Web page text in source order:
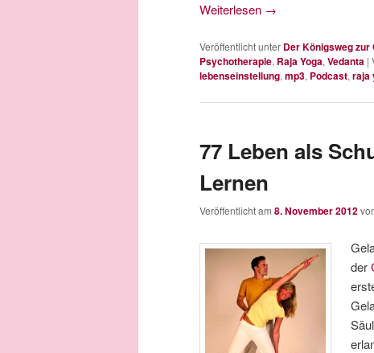
Weiterlesen →
Veröffentlicht unter Der Königsweg zur
Psychotherapie, Raja Yoga, Vedanta |
lebenseinstellung, mp3, Podcast, raja
77 Leben als
Lernen
Veröffentlicht am 8. November 2012
der